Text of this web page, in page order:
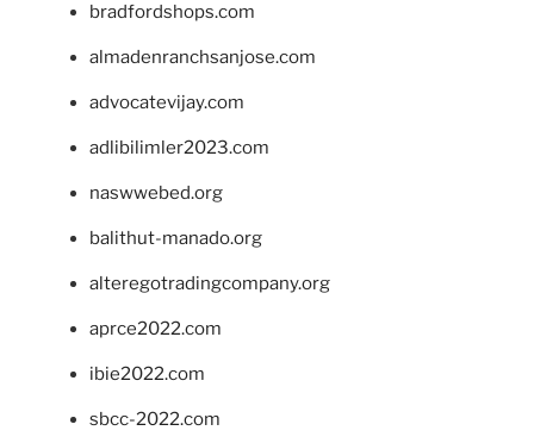
bradfordshops.com
almadenranchsanjose.com
advocatevijay.com
adlibilimler2023.com
naswwebed.org
balithut-manado.org
alteregotradingcompany.org
aprce2022.com
ibie2022.com
sbcc-2022.com